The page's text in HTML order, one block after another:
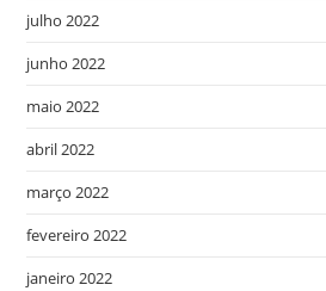
julho 2022
junho 2022
maio 2022
abril 2022
março 2022
fevereiro 2022
janeiro 2022